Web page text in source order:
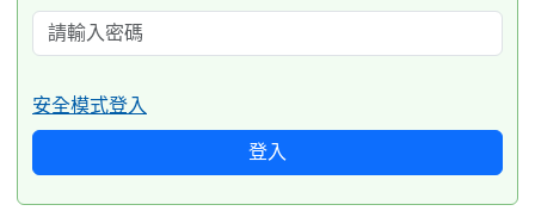
安全模式登入
登入